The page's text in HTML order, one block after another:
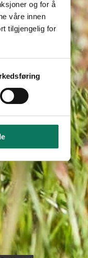
og for å
våre innen
tilgjengelig for